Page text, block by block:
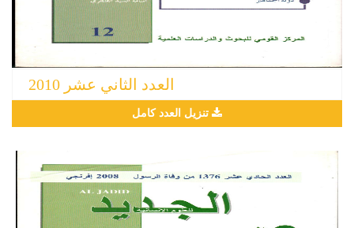
العدد الثاني عشر 2010
تنزيل العدد كامل